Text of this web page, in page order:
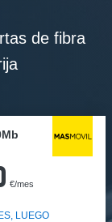
de fibra
€/mes
LUEGO